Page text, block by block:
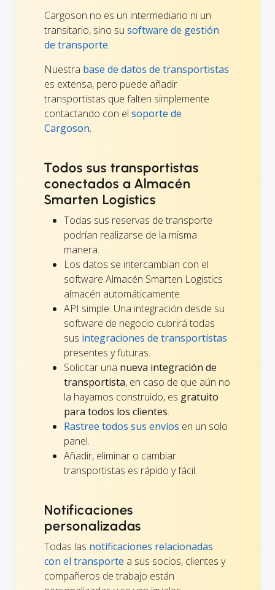
Cargoson no es un intermediario ni un
transitario, sino su software de gestión
de transporte.
Nuestra base de datos de transportistas
es extensa, pero puede añadir
transportistas que falten simplemente
contactando con el soporte de
Cargoson.
Todos sus transportistas
conectados a Almacén
Smarten Logistics
Todas sus reservas de transporte
podrían realizarse de la misma
manera.
Los datos se intercambian con el
software Almacén Smarten Logistics
almacén automáticamente.
API simple: Una integración desde su
software de negocio cubrirá todas
sus integraciones de transportistas
presentes y futuras.
Solicitar una nueva integración de
transportista, en caso de que aún no
la hayamos construido, es gratuito
para todos los clientes.
Rastree todos sus envíos en un solo
panel.
Añadir, eliminar o cambiar
transportistas es rápido y fácil.
Notificaciones
personalizadas
Todas las notificaciones relacionadas
con el transporte a sus socios, clientes y
compañeros de trabajo están